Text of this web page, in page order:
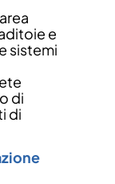
e
sistemi
di
di